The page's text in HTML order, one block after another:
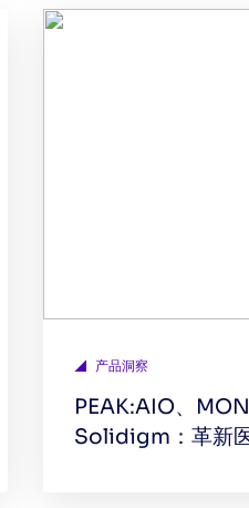
产品洞察
PEAK:AIO、
Solidigm：革新